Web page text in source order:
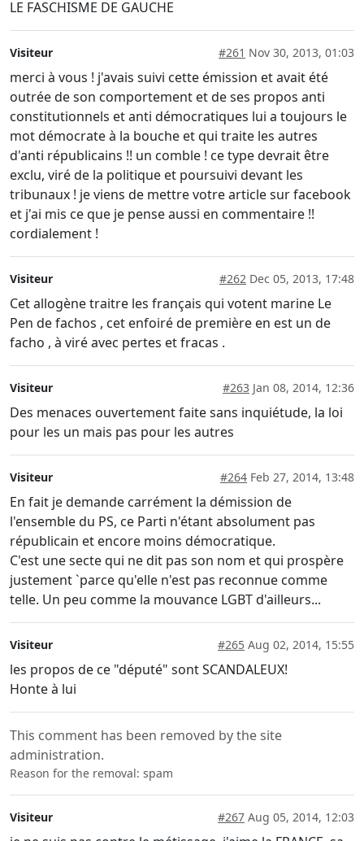
LE FASCHISME DE GAUCHE
Visiteur #261 Nov 30, 2013, 01:03
merci à vous ! j'avais suivi cette émission et avait été
outrée de son comportement et de ses propos anti
constitutionnels et anti démocratiques lui a toujours le
mot démocrate à la bouche et qui traite les autres
d'anti républicains !! un comble ! ce type devrait être
exclu, viré de la politique et poursuivi devant les
tribunaux ! je viens de mettre votre article sur facebook
et j'ai mis ce que je pense aussi en commentaire !!
cordialement !
Visiteur #262 Dec 05, 2013, 17:48
Cet allogène traitre les français qui votent marine Le
Pen de fachos , cet enfoiré de première en est un de
facho , à viré avec pertes et fracas .
Visiteur #263 Jan 08, 2014, 12:36
Des menaces ouvertement faite sans inquiétude, la loi
pour les un mais pas pour les autres
Visiteur #264 Feb 27, 2014, 13:48
En fait je demande carrément la démission de
l'ensemble du PS, ce Parti n'étant absolument pas
républicain et encore moins démocratique.
C'est une secte qui ne dit pas son nom et qui prospère
justement `parce qu'elle n'est pas reconnue comme
telle. Un peu comme la mouvance LGBT d'ailleurs...
Visiteur #265 Aug 02, 2014, 15:55
les propos de ce "député" sont SCANDALEUX!
Honte à lui
This comment has been removed by the site
administration.
Reason for the removal: spam
Visiteur #267 Aug 05, 2014, 12:03